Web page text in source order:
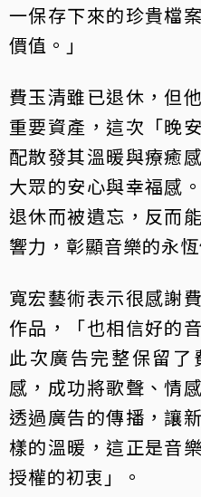
一保存下來的珍貴檔
價值。」
費玉清雖已退休，但
重要資產，這次「晚
配散發其溫暖與療癒
大眾的安心與幸福感
退休而被遺忘，反而
響力，彰顯音樂的永恆
寬宏藝術表示很感謝
作品，「也相信好的
此次廣告完整保留
感，成功將歌聲、情
透過廣告的傳播，讓
樣的溫暖，這正是音
授權的初衷」。